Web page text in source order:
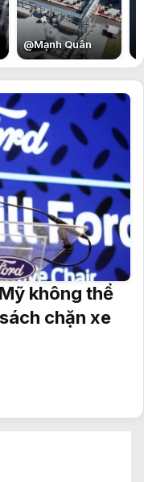
@Mạnh Quân
không thể
chặn xe